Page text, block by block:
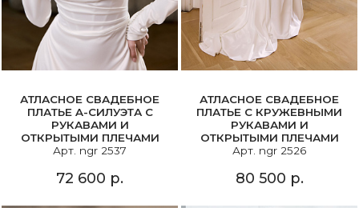
АТЛАСНОЕ СВАДЕБНОЕ
ПЛАТЬЕ A-СИЛУЭТА С
РУКАВАМИ И
ОТКРЫТЫМИ ПЛЕЧАМИ
Арт. ngr 2537
72 600 р.
АТЛАСНОЕ СВАДЕБНОЕ
ПЛАТЬЕ С КРУЖЕВНЫМИ
РУКАВАМИ И
ОТКРЫТЫМИ ПЛЕЧАМИ
Арт. ngr 2526
80 500 р.